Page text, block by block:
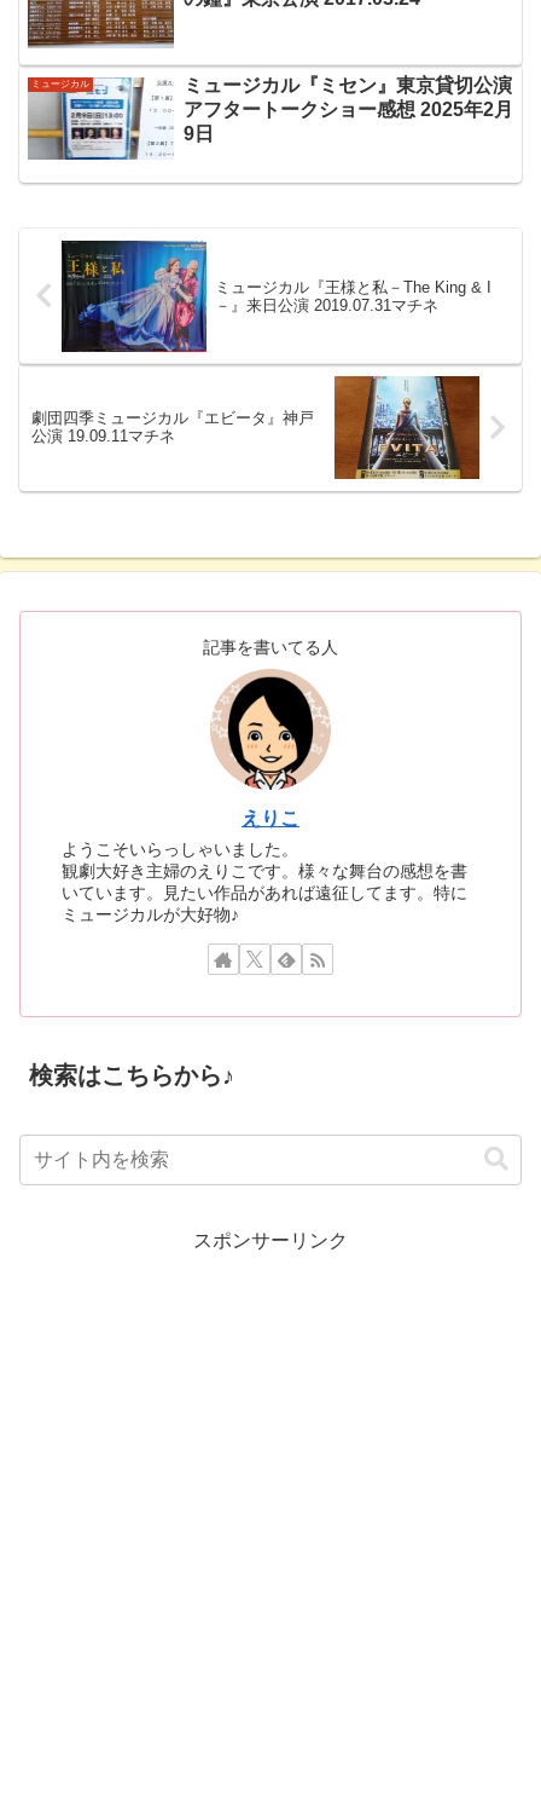
ミュージカル
ミュージカル『ミセン』東京貸切公演
アフタートークショー感想 2025年2月
9日
ミュージカル『王様と私－The King & I
－』来日公演 2019.07.31マチネ
劇団四季ミュージカル『エビータ』神戸
公演 19.09.11マチネ
記事を書いてる人
えりこ
ようこそいらっしゃいました。
観劇大好き主婦のえりこです。様々な舞台の感想を書
いています。見たい作品があれば遠征してます。特に
ミュージカルが大好物♪
検索はこちらから♪
スポンサーリンク